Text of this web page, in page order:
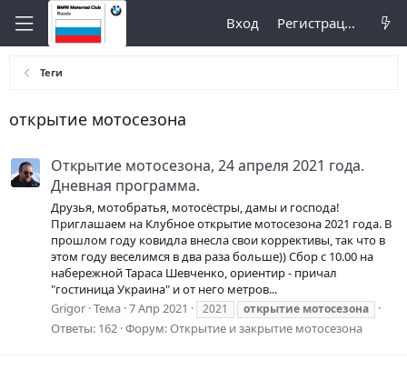
Вход Регистрация
Теги
открытие мотосезона
Открытие мотосезона, 24 апреля 2021 года.
Дневная программа.
Друзья, мотобратья, мотосёстры, дамы и господа!
Приглашаем на Клубное открытие мотосезона 2021 года. В
прошлом году ковидла внесла свои коррективы, так что в
этом году веселимся в два раза больше)) Сбор с 10.00 на
набережной Тараса Шевченко, ориентир - причал
"гостиница Украина" и от него метров...
Grigor Тема 7 Апр 2021 2021 открытие мотосезона
Ответы: 162 Форум:Открытие и закрытие мотосезона